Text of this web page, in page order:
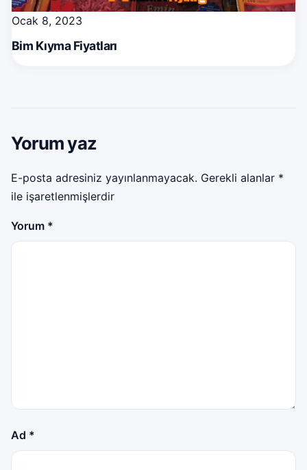
Ocak 8, 2023
Bim Kıyma Fiyatları
Yorum yaz
E-posta adresiniz yayınlanmayacak. Gerekli alanlar *
ile işaretlenmişlerdir
Yorum *
Ad *